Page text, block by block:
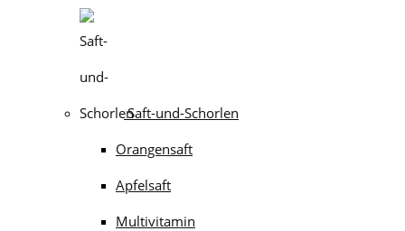
Saft-und-Schorlen
Orangensaft
Apfelsaft
Multivitamin